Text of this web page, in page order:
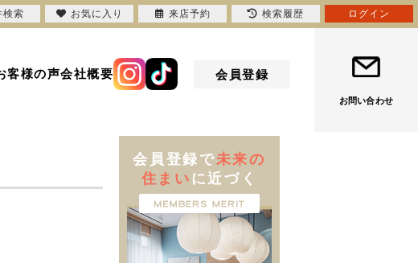
客様の声会社概要 会員登録
お問い合わせ
会員登録で未来の
住まい に近づく
検索 お気に入り 来店予約 検索履歴 ログイン